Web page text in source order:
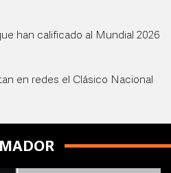
han calificado al Mundial 2026
en redes el Clásico Nacional